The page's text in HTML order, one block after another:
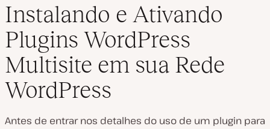
Instalando e Ativando
Plugins WordPress
Multisite em sua Rede
WordPress
Antes de entrar nos detalhes do uso de um plugin para